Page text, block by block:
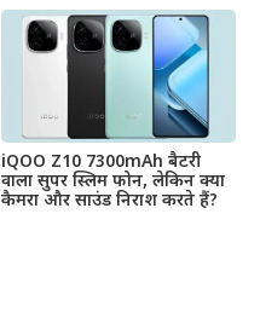
iQOO Z10 7300mAh बैटरी
वाला सुपर स्लिम फोन, लेकिन क्या
कैमरा और साउंड निराश करते हैं?